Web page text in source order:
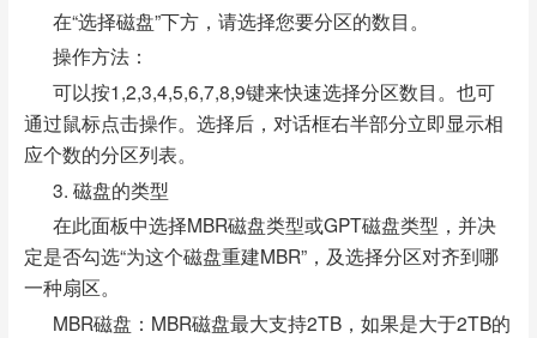
在“选择磁盘”下方，请选择您要分区的数目。
操作方法：
可以按1,2,3,4,5,6,7,8,9键来快速选择分区数目。也可
通过鼠标点击操作。选择后，对话框右半部分立即显示相
应个数的分区列表。
3. 磁盘的类型
在此面板中选择MBR磁盘类型或GPT磁盘类型，并决
定是否勾选“为这个磁盘重建MBR”，及选择分区对齐到哪
一种扇区。
MBR磁盘：MBR磁盘最大支持2TB，如果是大于2TB的